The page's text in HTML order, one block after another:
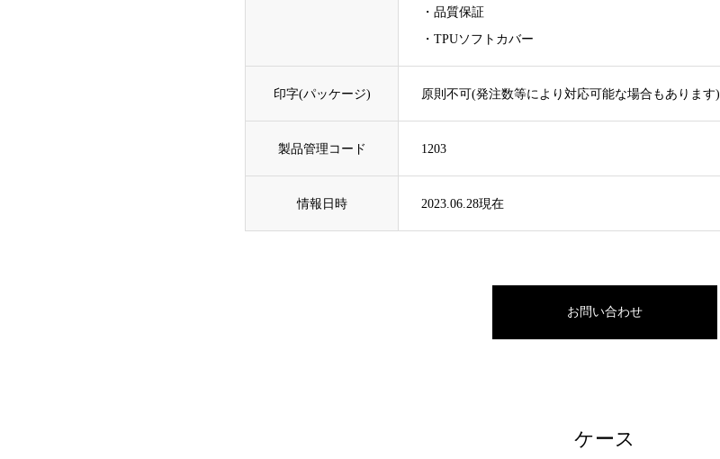
・品質保証
・TPUソフトカバー
印字(パッケージ) 原則不可(発注数等により対応可能な場合もあります)
製品管理コード 1203
情報日時 2023.06.28現在
お問い合わせ
ケース